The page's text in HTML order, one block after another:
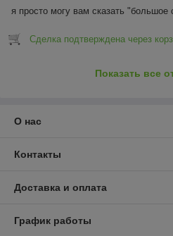
я просто могу вам сказать "большое
Сделка подтверждена через
Показать все
О нас
Контакты
Доставка и оплата
График работы